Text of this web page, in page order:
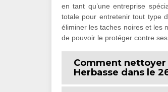
en tant qu’une entreprise
totale pour entretenir tout type
éliminer les taches noires et les
de pouvoir le protéger contre
Comment nettoyer
Herbasse dans le